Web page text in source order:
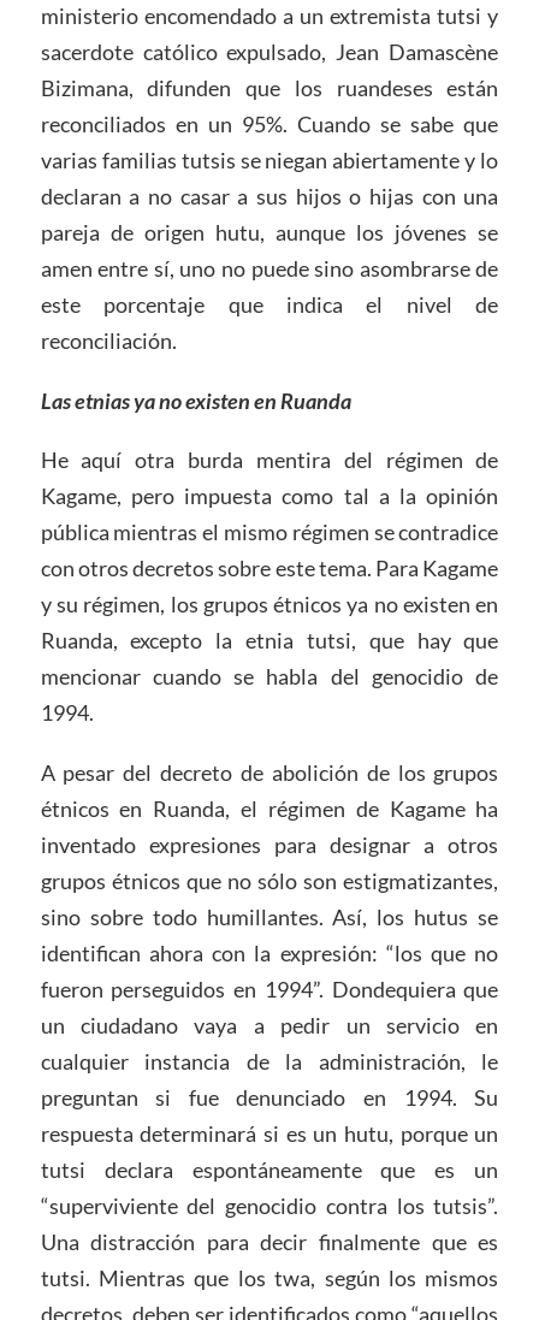
ministerio encomendado a un extremista tutsi y
sacerdote católico expulsado, Jean Damascène
Bizimana, difunden que los ruandeses están
reconciliados en un 95%. Cuando se sabe que
varias familias tutsis se niegan abiertamente y lo
declaran a no casar a sus hijos o hijas con una
pareja de origen hutu, aunque los jóvenes se
amen entre sí, uno no puede sino asombrarse de
este porcentaje que indica el nivel de
reconciliación.
Las etnias ya no existen en Ruanda
He aquí otra burda mentira del régimen de
Kagame, pero impuesta como tal a la opinión
pública mientras el mismo régimen se contradice
con otros decretos sobre este tema. Para Kagame
y su régimen, los grupos étnicos ya no existen en
Ruanda, excepto la etnia tutsi, que hay que
mencionar cuando se habla del genocidio de
1994.
A pesar del decreto de abolición de los grupos
étnicos en Ruanda, el régimen de Kagame ha
inventado expresiones para designar a otros
grupos étnicos que no sólo son estigmatizantes,
sino sobre todo humillantes. Así, los hutus se
identifican ahora con la expresión: “los que no
fueron perseguidos en 1994”. Dondequiera que
un ciudadano vaya a pedir un servicio en
cualquier instancia de la administración, le
preguntan si fue denunciado en 1994. Su
respuesta determinará si es un hutu, porque un
tutsi declara espontáneamente que es un
“superviviente del genocidio contra los tutsis”.
Una distracción para decir finalmente que es
tutsi. Mientras que los twa, según los mismos
decretos, deben ser identificados como “aquellos